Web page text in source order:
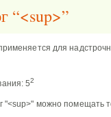
“<sup>”
для
52
"<sup>" можно помещать